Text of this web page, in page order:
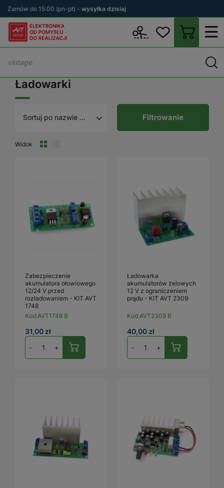
Zamów do 15:00 (pn-pt) - wysyłka dzisiaj
Zasilanie i
Ładowarki
Sortuj po nazwie A - Z
Widok
Filtrowanie
Zabezpieczenie
akumulatora ołowiowego
12/24 V przed
rozładowaniem - KIT AVT
1748
Kod:AVT1748 B
31,00 zł
- +
Ładowarka
akumulatorów żelowych
12 V z ograniczeniem
prądu - KIT AVT 2309
Kod:AVT2309 B
40,00 zł
- +